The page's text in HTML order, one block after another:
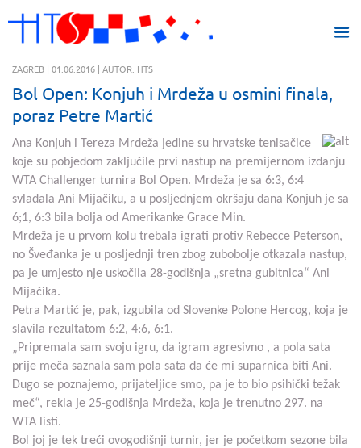
ZAGREB | 01.06.2016 | AUTOR: HTS
Bol Open: Konjuh i Mrdeža u osmini finala,
poraz Petre Martić
Ana Konjuh i Tereza Mrdeža jedine su hrvatske tenisačice
koje su pobjedom zaključile prvi nastup na premijernom izdanju
WTA Challenger turnira Bol Open. Mrdeža je sa 6:3, 6:4
svladala Ani Mijačiku, a u posljednjem okršaju dana Konjuh je sa
6;1, 6:3 bila bolja od Amerikanke Grace Min.
Mrdeža je u prvom kolu trebala igrati protiv Rebecce Peterson,
no Šveđanka je u posljednji tren zbog zubobolje otkazala nastup,
pa je umjesto nje uskočila 28-godišnja „sretna gubitnica“ Ani
Mijačika.
Petra Martić je, pak, izgubila od Slovenke Polone Hercog, koja je
slavila rezultatom 6:2, 4:6, 6:1.
„Pripremala sam svoju igru, da igram agresivno , a pola sata
prije meča saznala sam pola sata da će mi suparnica biti Ani.
Dugo se poznajemo, prijateljice smo, pa je to bio psihički težak
meč“, rekla je 25-godišnja Mrdeža, koja je trenutno 297. na
WTA listi.
Bol joj je tek treći ovogodišnji turnir, jer je početkom sezone bila